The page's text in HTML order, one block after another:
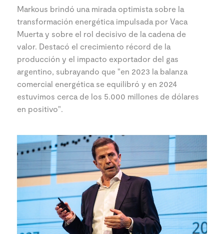
Markous brindó una mirada optimista sobre la
transformación energética impulsada por Vaca
Muerta y sobre el rol decisivo de la cadena de
valor. Destacó el crecimiento récord de la
producción y el impacto exportador del gas
argentino, subrayando que "en 2023 la balanza
comercial energética se equilibró y en 2024
estuvimos cerca de los 5.000 millones de dólares
en positivo".